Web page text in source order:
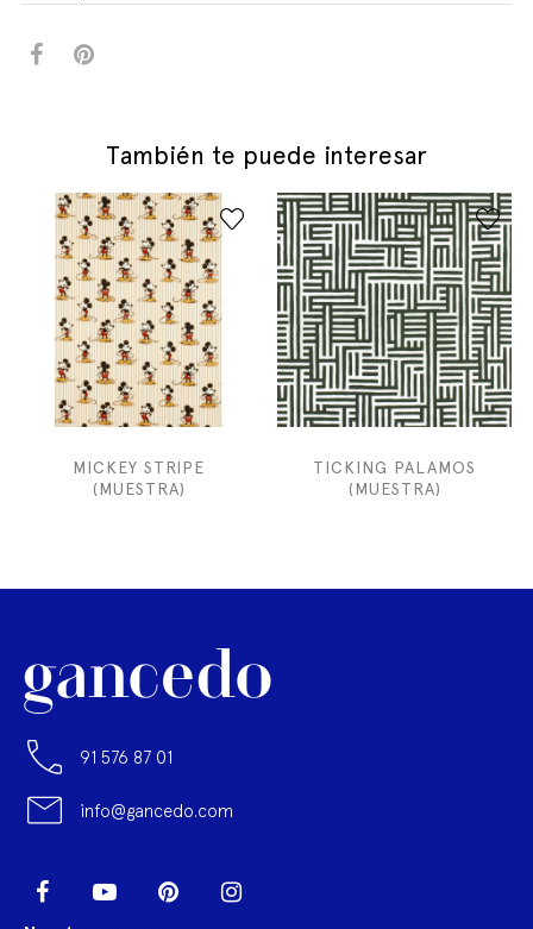
También te puede interesar
MICKEY STRIPE
(MUESTRA)
TICKING PALAMOS
(MUESTRA)
91 576 87 01
info@gancedo.com
Facebook YouTube Pinterest